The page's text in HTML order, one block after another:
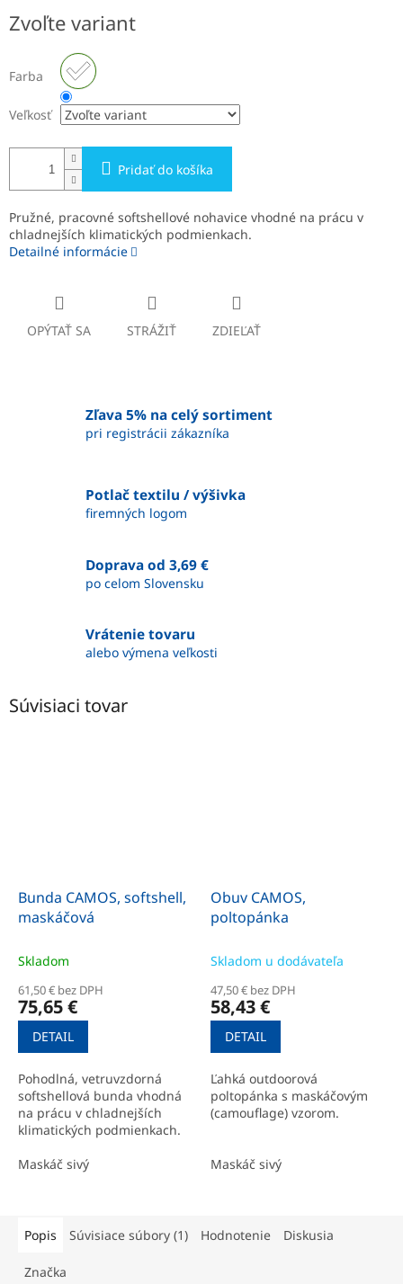
cena:
Zvoľte variant
Farba
Veľkosť
Pridať do košíka
Pružné, pracovné softshellové nohavice vhodné na prácu v
chladnejších klimatických podmienkach.
Detailné informácie
OPÝTAŤ SA STRÁŽIŤ ZDIEĽAŤ
Zľava 5% na celý sortiment
pri registrácii zákazníka
Potlač textilu / výšivka
firemných logom
Doprava od 3,69 €
po celom Slovensku
Vrátenie tovaru
alebo výmena veľkosti
Súvisiaci tovar
Bunda CAMOS, softshell,
maskáčová
Skladom
61,50 € bez DPH
75,65 €
DETAIL
Pohodlná, vetruvzdorná
softshellová bunda vhodná
na prácu v chladnejších
klimatických podmienkach.
Maskáč sivý
Obuv CAMOS,
poltopánka
Skladom u dodávateľa
47,50 € bez DPH
58,43 €
DETAIL
Ľahká outdoorová
poltopánka s maskáčovým
(camouflage) vzorom.
Maskáč sivý
Popis Súvisiace súbory (1) Hodnotenie Diskusia
Značka